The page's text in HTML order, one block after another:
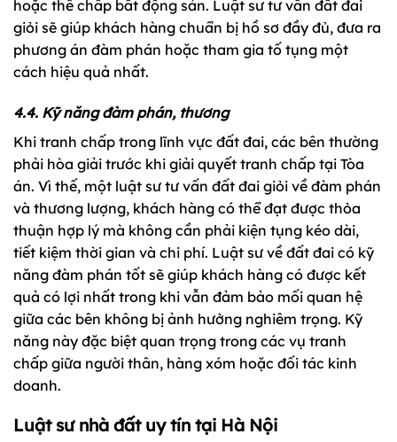
hoặc thế chấp bất động sản. Luật sư tư vấn đất đai
giỏi sẽ giúp khách hàng chuẩn bị hồ sơ đầy đủ, đưa ra
phương án đàm phán hoặc tham gia tố tụng một
cách hiệu quả nhất.
4.4. Kỹ năng đàm phán, thương
Khi tranh chấp trong lĩnh vực đất đai, các bên thường
phải hòa giải trước khi giải quyết tranh chấp tại Tòa
án. Vì thế, một luật sư tư vấn đất đai giỏi về đàm phán
và thương lượng, khách hàng có thể đạt được thỏa
thuận hợp lý mà không cần phải kiện tụng kéo dài,
tiết kiệm thời gian và chi phí. Luật sư về đất đai có kỹ
năng đàm phán tốt sẽ giúp khách hàng có được kết
quả có lợi nhất trong khi vẫn đảm bảo mối quan hệ
giữa các bên không bị ảnh hưởng nghiêm trọng. Kỹ
năng này đặc biệt quan trọng trong các vụ tranh
chấp giữa người thân, hàng xóm hoặc đối tác kinh
doanh.
Luật sư nhà đất uy tín tại Hà Nội